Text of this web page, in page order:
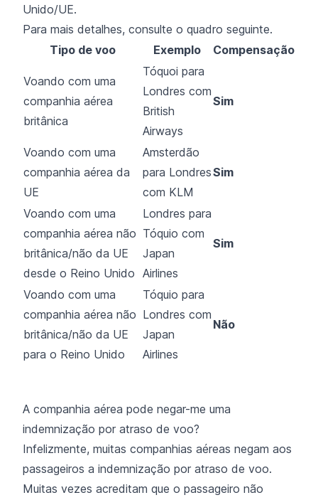
Unido/UE.
Para mais detalhes, consulte o quadro seguinte.
Tipo de voo
Exemplo Compensação
Voando com uma
companhia aérea
britânica
Tóquoi para
Londres com
British
Airways
Sim
Voando com uma
companhia aérea da
UE
Amsterdão
para Londres
com KLM
Sim
Voando com uma
companhia aérea não
britânica/não da UE
desde o Reino Unido
Londres para
Tóquio com
Japan
Airlines
Sim
Voando com uma
companhia aérea não
britânica/não da UE
para o Reino Unido
Tóquio para
Londres com
Japan
Airlines
Não
A companhia aérea pode negar-me uma
indemnização por atraso de voo?
Infelizmente, muitas companhias aéreas negam aos
passageiros a indemnização por atraso de voo.
Muitas vezes acreditam que o passageiro não